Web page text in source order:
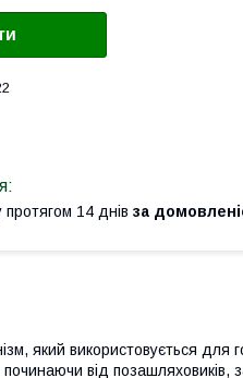
14 днів за
який використовується для
від позашляховиків,